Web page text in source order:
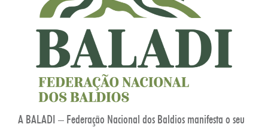
A BALADI – Federação Nacional dos Baldios manifesta o seu